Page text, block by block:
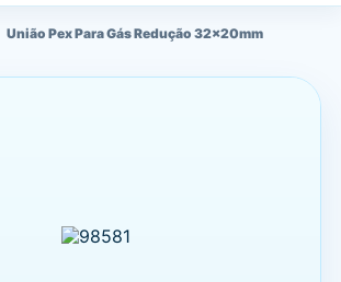
União Pex Para Gás Redução 32x20mm